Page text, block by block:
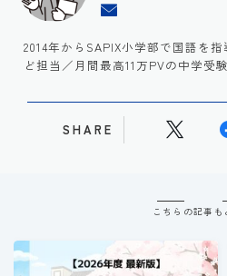
2014年からSAPIX小学部で国語を
ど担当／月間最高11万PVの中学受
SHARE
こちらの記事も